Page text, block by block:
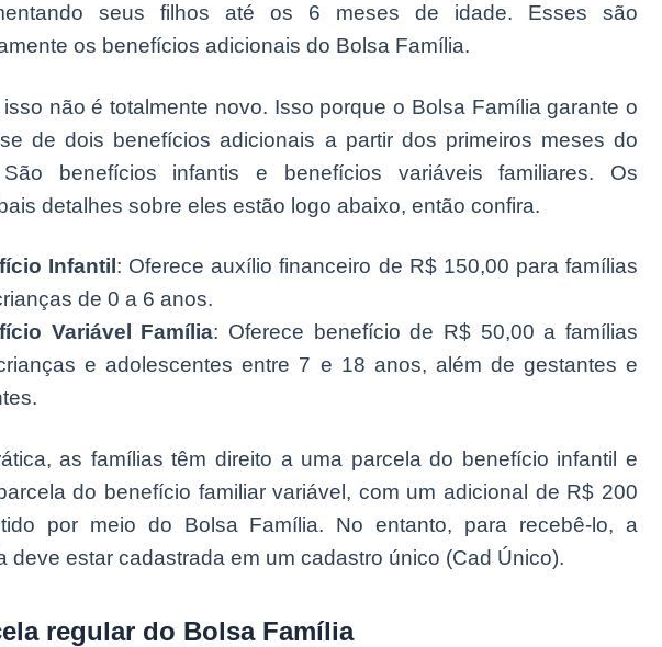
seus filhos até os 6 meses de idade. Esses são
os benefícios adicionais do Bolsa Família.
não é totalmente novo. Isso porque o Bolsa Família garante o
de dois benefícios adicionais a partir dos primeiros meses do
benefícios infantis e benefícios variáveis familiares. Os
detalhes sobre eles estão logo abaixo, então confira.
Infantil : Oferece auxílio financeiro de R$ 150,00 para famílias
de 0 a 6 anos.
Variável Família: Oferece benefício de R$ 50,00 a famílias
e adolescentes entre 7 e 18 anos, além de gestantes e
as famílias têm direito a uma parcela do benefício infantil e
do benefício familiar variável, com um adicional de R$ 200
por meio do Bolsa Família. No entanto, para recebê-lo, a
deve estar cadastrada em um cadastro único (Cad Único).
regular do Bolsa Família